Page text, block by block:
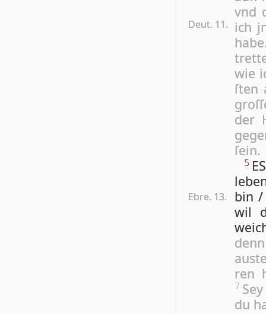
Deut. 11.
vnd
ich
wie
ſten
der
ſein.
Ebre. 13.
5
bin /
wil
ren
7
du